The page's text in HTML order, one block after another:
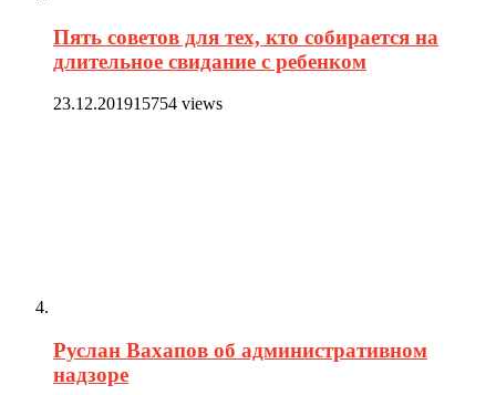
Пять советов для тех, кто собирается на
длительное свидание с ребенком
23.12.201915754 views
Руслан Вахапов об административном
надзоре